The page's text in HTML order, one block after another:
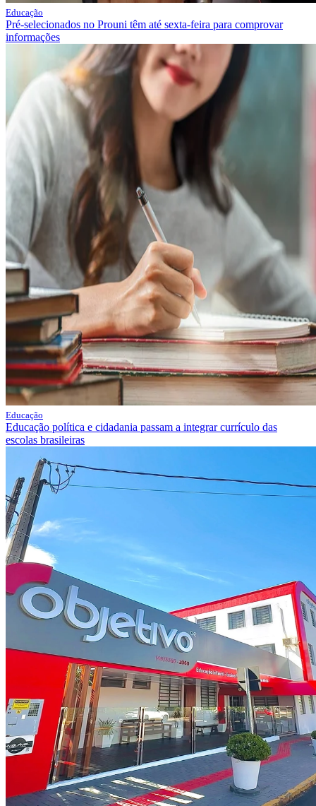
Educação
Pré-selecionados no Prouni têm até sexta-feira para comprovar
informações
Educação
Educação política e cidadania passam a integrar currículo das
escolas brasileiras